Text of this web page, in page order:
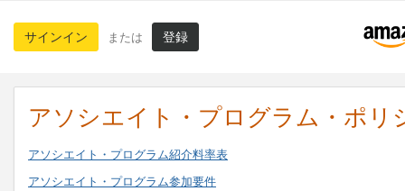
サインイン または 登録
アソシエイト・プログラム・ポリ
アソシエイト・プログラム紹介料率表
アソシエイト・プログラム参加要件